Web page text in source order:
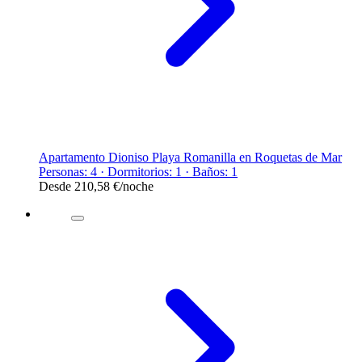
Apartamento Dioniso Playa Romanilla en Roquetas de Mar
Personas: 4 · Dormitorios: 1 · Baños: 1
Desde 210,58 €/noche